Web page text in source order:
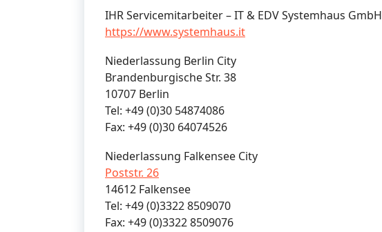
IHR Servicemitarbeiter – IT & EDV Systemhaus GmbH
https://www.systemhaus.it
Niederlassung Berlin City
Brandenburgische Str. 38
10707 Berlin
Tel: +49 (0)30 54874086
Fax: +49 (0)30 64074526
Niederlassung Falkensee City
Poststr. 26
14612 Falkensee
Tel: +49 (0)3322 8509070
Fax: +49 (0)3322 8509076